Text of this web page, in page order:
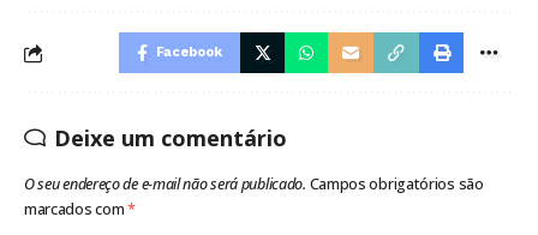
Facebook
Deixe um comentário
O seu endereço de e-mail não será publicado. Campos obrigatórios são
marcados com*